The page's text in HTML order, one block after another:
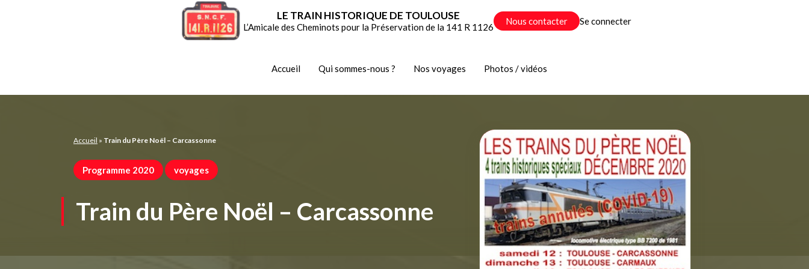
LE TRAIN HISTORIQUE DE TOULOUSE
L’Amicale des Cheminots pour la Préservation de la 141 R 1126
Nous contacter Se connecter
Accueil Qui sommes-nous ? Nos voyages Photos / vidéos
Accueil » Train du Père Noël – Carcassonne
Programme 2020 voyages
Train du Père Noël – Carcassonne